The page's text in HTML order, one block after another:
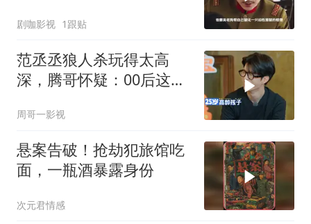
剧咖影视 1跟贴
范丞丞狼人杀玩得太高
深，腾哥怀疑：00后这么
周哥一影视
悬案告破！抢劫犯旅馆吃
面，一瓶酒暴露身份
次元君情感